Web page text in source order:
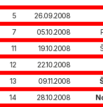
5 26.09.2008
7
05.10.2008
11
19.10.2008
12
22.10.2008
13
09.11.2008
14
28.10.2008